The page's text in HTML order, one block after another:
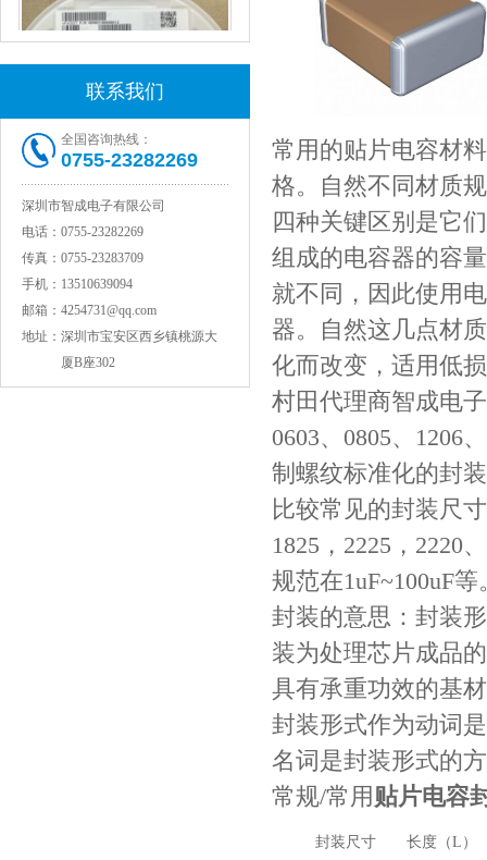
联系我们
全国咨询热线：
0755-23282269
深圳市智成电子有限公司
电话： 0755-23282269
传真： 0755-23283709
手机： 13510639094
邮箱： 4254731@qq.com
地址： 深圳市宝安区西乡镇桃源大
厦B座302
常用的贴片电容材
格。自然不同材质
四种关键区别是它
组成的电容器的容
就不同，因此使用
器。自然这几点材
化而改变，适用低
村田代理商智成电
0603、0805、1206
制螺纹标准化的封
比较常见的封装尺
1825，2225，2220
规范在1uF~100uF等
封装的意思：封装
装为处理芯片成品
具有承重功效的基
封装形式作为动词
名词是封装形式的
常规/常用 贴片电容
封装尺寸
长度（L）